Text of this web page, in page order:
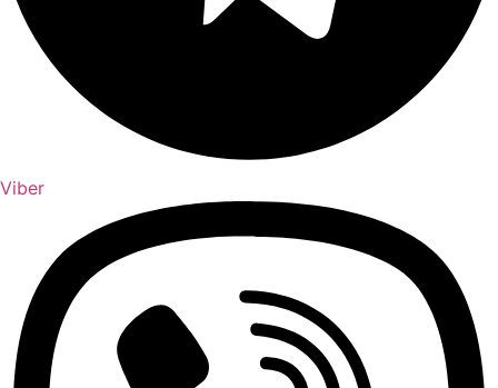
Viber